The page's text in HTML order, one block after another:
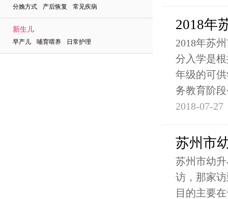
分娩方式 产后恢复 常见疾病
新生儿
早产儿 哺育喂养 日常护理
2018年
2018年苏
分入学是
年级的可
务教育阶
2018-07-27
苏州市
苏州市幼
访，那家
目的主要